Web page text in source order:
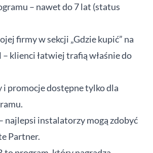
– nawet do 7 lat (status
firmy w sekcji „Gdzie kupić” na
klienci łatwiej trafią właśnie do
i promocje dostępne tylko dla
najlepsi instalatorzy mogą zdobyć
Partner.